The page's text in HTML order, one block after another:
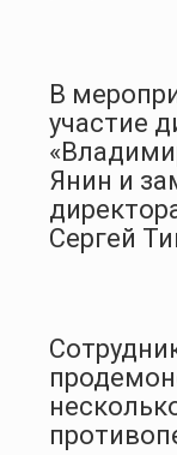
В
участие
Янин и
Сергей